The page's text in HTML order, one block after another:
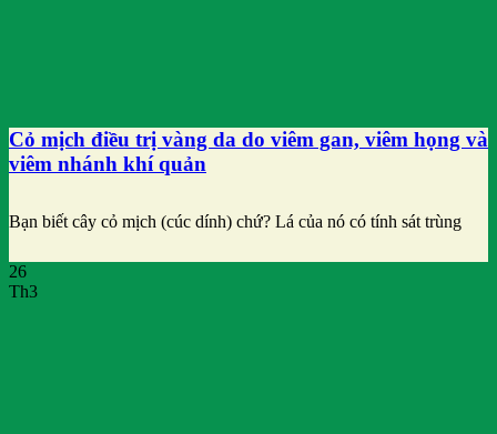
Cỏ mịch điều trị vàng da do viêm gan, viêm họng và
viêm nhánh khí quản
Bạn biết cây cỏ mịch (cúc dính) chứ? Lá của nó có tính sát trùng
26
Th3